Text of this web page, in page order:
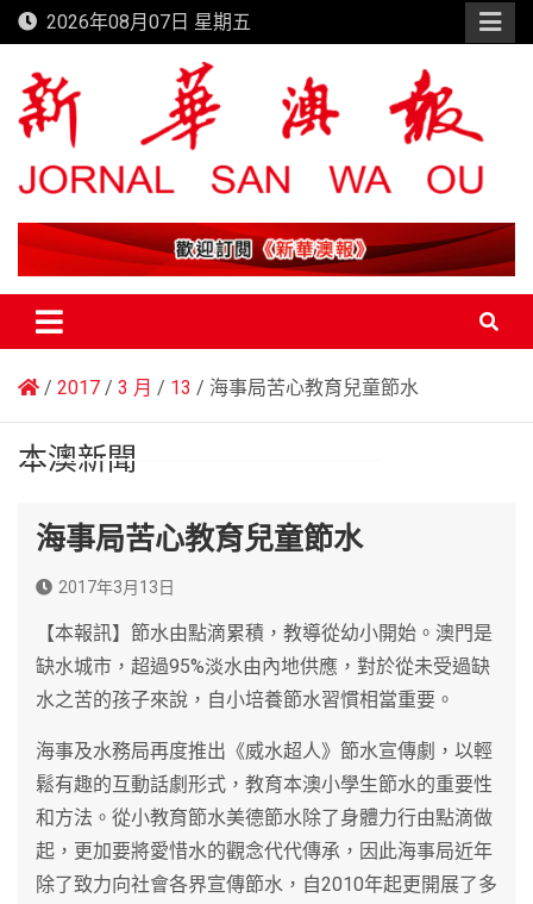
Skip
to
content
2026年08月07日 星期五
新華澳報
2017 3 月 13 海事局苦心教育兒童節水
本澳新聞
海事局苦心教育兒童節水
2017年3月13日
【本報訊】節水由點滴累積，教導從幼小開始。澳門是
缺水城市，超過95%淡水由內地供應，對於從未受過缺
水之苦的孩子來說，自小培養節水習慣相當重要。
海事及水務局再度推出《威水超人》節水宣傳劇，以輕
鬆有趣的互動話劇形式，教育本澳小學生節水的重要性
和方法。從小教育節水美德節水除了身體力行由點滴做
起，更加要將愛惜水的觀念代代傳承，因此海事局近年
除了致力向社會各界宣傳節水，自2010年起更開展了多